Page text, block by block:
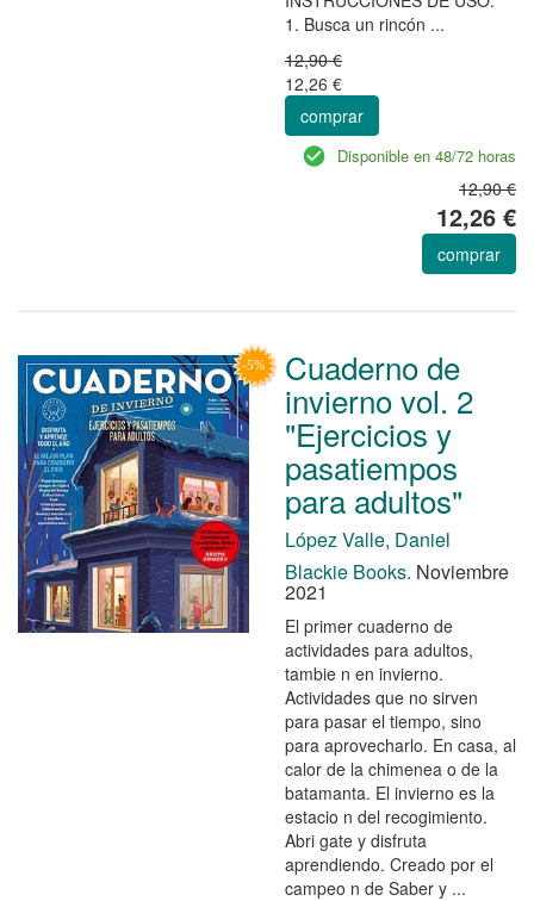
1. Busca un rincón ...
12,90 €
12,26 €
comprar
Disponible en 48/72 horas
12,90 €
12,26 €
comprar
Cuaderno de
invierno vol. 2
"Ejercicios y
pasatiempos
para adultos"
López Valle, Daniel
Blackie Books. Noviembre
2021
El primer cuaderno de
actividades para adultos,
tambie n en invierno.
Actividades que no sirven
para pasar el tiempo, sino
para aprovecharlo. En casa, al
calor de la chimenea o de la
batamanta. El invierno es la
estacio n del recogimiento.
Abri gate y disfruta
aprendiendo. Creado por el
campeo n de Saber y ...